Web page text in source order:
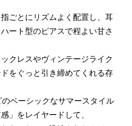
ごとにリズムよく配置し、耳
ート型のピアスで程よい甘さ
クレスやヴィンテージライク
をぐっと引き締めてくれる存
ベーシックなサマースタイル
」をレイヤードして、